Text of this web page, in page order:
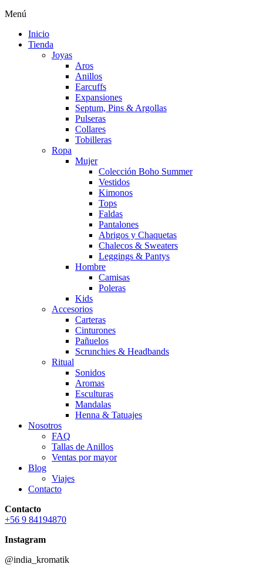
Menú
Inicio
Tienda
Joyas
Aros
Anillos
Earcuffs
Expansiones
Septum, Pins & Argollas
Pulseras
Collares
Tobilleras
Ropa
Mujer
Colección Boho Summer
Vestidos
Kimonos
Tops
Faldas
Pantalones
Abrigos y Chaquetas
Chalecos & Sweaters
Leggings & Pantys
Hombre
Camisas
Poleras
Kids
Accesorios
Carteras
Cinturones
Pañuelos
Scrunchies & Headbands
Ritual
Sonidos
Aromas
Esculturas
Mandalas
Henna & Tatuajes
Nosotros
FAQ
Tallas de Anillos
Ventas por mayor
Blog
Viajes
Contacto
Contacto
+56 9 84194870
Instagram
@india_kromatik